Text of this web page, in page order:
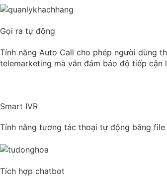
Gọi ra tự động
Tính năng Auto Call cho phép người dùng
telemarketing mà vẫn đảm bảo độ tiếp cận
Smart IVR
Tính năng tương tác thoại tự động bằng
Tích hợp chatbot